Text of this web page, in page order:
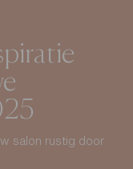
salon rustig door